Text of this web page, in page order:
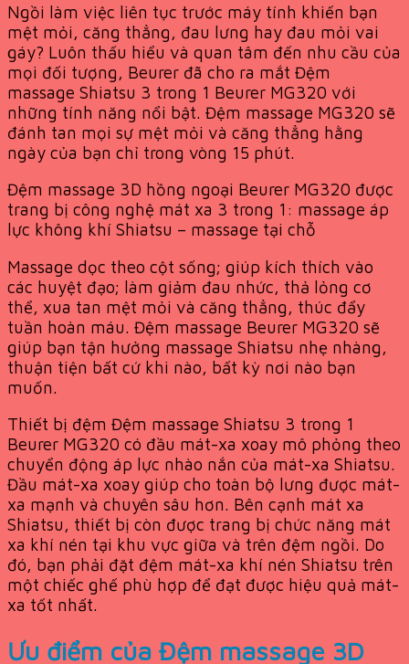
Ngồi làm việc liên tục trước máy tính khiến bạn
mệt mỏi, căng thẳng, đau lưng hay đau mỏi vai
gáy? Luôn thấu hiểu và quan tâm đến nhu cầu của
mọi đối tượng, Beurer đã cho ra mắt Đệm
massage Shiatsu 3 trong 1 Beurer MG320 với
những tính năng nổi bật. Đệm massage MG320 sẽ
đánh tan mọi sự mệt mỏi và căng thẳng hằng
ngày của bạn chỉ trong vòng 15 phút.
Đệm massage 3D hồng ngoại Beurer MG320 được
trang bị công nghệ mát xa 3 trong 1: massage áp
lực không khí Shiatsu – massage tại chỗ
Massage dọc theo cột sống; giúp kích thích vào
các huyệt đạo; làm giảm đau nhức, thả lỏng cơ
thể, xua tan mệt mỏi và căng thẳng, thúc đẩy
tuần hoàn máu. Đệm massage Beurer MG320 sẽ
giúp bạn tận hưởng massage Shiatsu nhẹ nhàng,
thuận tiện bất cứ khi nào, bất kỳ nơi nào bạn
muốn.
Thiết bị đệm Đệm massage Shiatsu 3 trong 1
Beurer MG320 có đầu mát-xa xoay mô phỏng theo
chuyển động áp lực nhào nắn của mát-xa Shiatsu.
Đầu mát-xa xoay giúp cho toàn bộ lưng được mát-
xa mạnh và chuyên sâu hơn. Bên cạnh mát xa
Shiatsu, thiết bị còn được trang bị chức năng mát
xa khí nén tại khu vực giữa và trên đệm ngồi. Do
đó, bạn phải đặt đệm mát-xa khí nén Shiatsu trên
một chiếc ghế phù hợp để đạt được hiệu quả mát-
xa tốt nhất.
Ưu điểm của Đệm massage 3D